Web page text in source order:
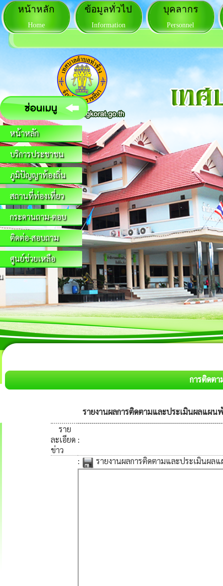
หน้าหลัก
บริการประชาชน
ภูมิปัญญาท้องถิ่น
สถานที่ท่องเที่ยว
กระดานถาม-ตอบ
ติดต่อ-สอบถาม
ศูนย์ช่วยเหลือ
หน้าหลัก
Home
ข้อมูลทั่วไป
Information
บุคลากร
Personnel
การติดต
รายงานผลการติดตามและประเมินผลแผ
ราย
ละเอียด
ข่าว
:
: รายงานผลการติดตามและประเมินผ